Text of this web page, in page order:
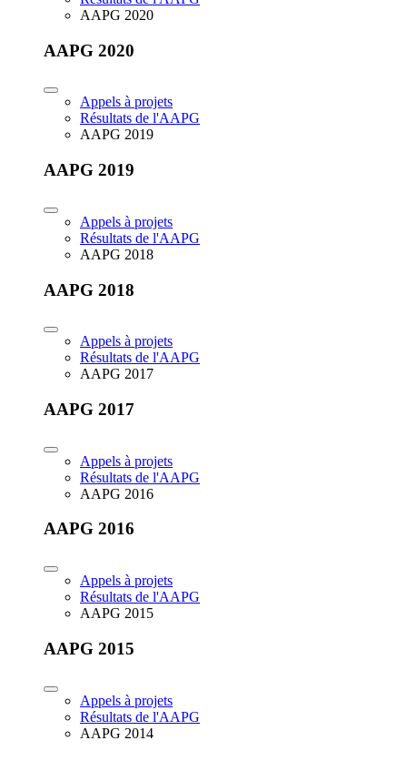
AAPG 2020
AAPG 2020
Appels à projets
Résultats de l'AAPG
AAPG 2019
AAPG 2019
Appels à projets
Résultats de l'AAPG
AAPG 2018
AAPG 2018
Appels à projets
Résultats de l'AAPG
AAPG 2017
AAPG 2017
Appels à projets
Résultats de l'AAPG
AAPG 2016
AAPG 2016
Appels à projets
Résultats de l'AAPG
AAPG 2015
AAPG 2015
Appels à projets
Résultats de l'AAPG
AAPG 2014